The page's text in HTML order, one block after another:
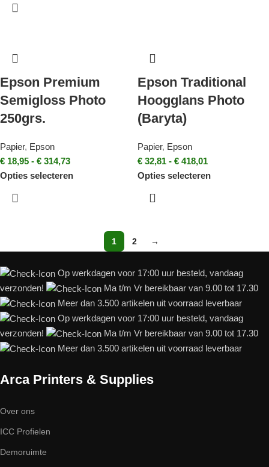
Epson Premium
Semigloss Photo
250grs.
Papier, Epson
€ 18,95 - € 314,73
Opties selecteren
Epson Traditional
Hoogglans Photo
(Baryta)
Papier, Epson
€ 32,81 - € 418,01
Opties selecteren
1 2 →
Op werkdagen voor 17:00 uur besteld, vandaag
verzonden!
Ma t/m Vr bereikbaar van 9.00 tot 17.30
Meer dan 3.500 artikelen uit voorraad leverbaar
Op werkdagen voor 17:00 uur besteld, vandaag
verzonden!
Ma t/m Vr bereikbaar van 9.00 tot 17.30
Meer dan 3.500 artikelen uit voorraad leverbaar
Arca Printers & Supplies
Over ons
ICC Profielen
Demoruimte